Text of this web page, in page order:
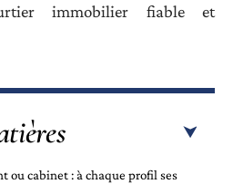
immobilier fiable et
ou cabinet : à chaque profil ses